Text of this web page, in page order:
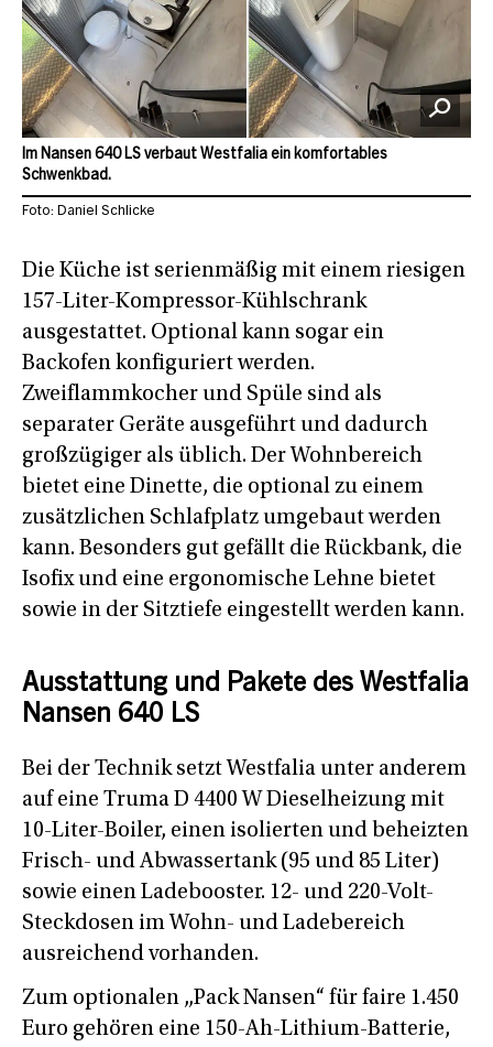
Im Nansen 640 LS verbaut Westfalia ein komfortables
Schwenkbad.
Foto: Daniel Schlicke
Die Küche ist serienmäßig mit einem riesigen
157-Liter-Kompressor-Kühlschrank
ausgestattet. Optional kann sogar ein
Backofen konfiguriert werden.
Zweiflammkocher und Spüle sind als
separater Geräte ausgeführt und dadurch
großzügiger als üblich. Der Wohnbereich
bietet eine Dinette, die optional zu einem
zusätzlichen Schlafplatz umgebaut werden
kann. Besonders gut gefällt die Rückbank, die
Isofix und eine ergonomische Lehne bietet
sowie in der Sitztiefe eingestellt werden kann.
Ausstattung und Pakete des Westfalia
Nansen 640 LS
Bei der Technik setzt Westfalia unter anderem
auf eine Truma D 4400 W Dieselheizung mit
10-Liter-Boiler, einen isolierten und beheizten
Frisch- und Abwassertank (95 und 85 Liter)
sowie einen Ladebooster. 12- und 220-Volt-
Steckdosen im Wohn- und Ladebereich
ausreichend vorhanden.
Zum optionalen „Pack Nansen“ für faire 1.450
Euro gehören eine 150-Ah-Lithium-Batterie,